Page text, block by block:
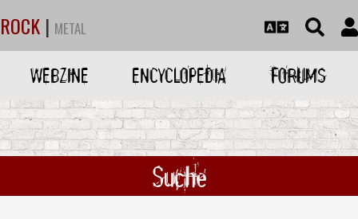
ROCK | METAL
WEBZINE ENCYCLOPEDIA FORUMS
Suche